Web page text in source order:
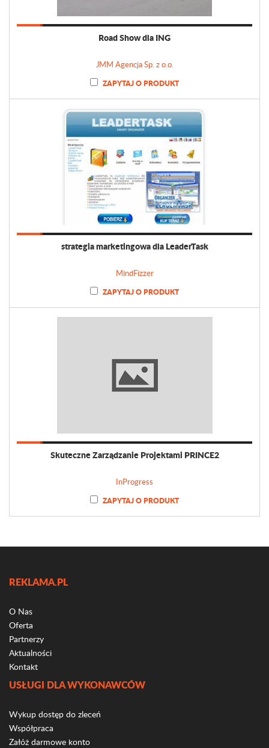
Road Show dla ING
JMM Agencja Sp. z o.o.
ZAPYTAJ O PRODUKT
strategia marketingowa dla LeaderTask
MindFizzer
ZAPYTAJ O PRODUKT
Skuteczne Zarządzanie Projektami PRINCE2
InProgress
ZAPYTAJ O PRODUKT
REKLAMA.PL
O Nas
Oferta
Partnerzy
Aktualności
Kontakt
USŁUGI DLA WYKONAWCÓW
Wykup dostęp do zleceń
Współpraca
Załóż darmowe konto